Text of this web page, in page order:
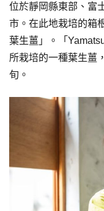
位於靜岡縣東部、富
市。在此地栽培的箱
葉生薑」。「
所栽培的一種葉生薑
旬。